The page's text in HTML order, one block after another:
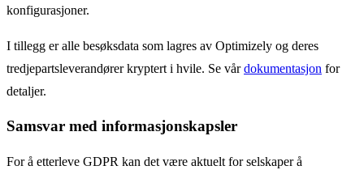
konfigurasjoner.
I tillegg er alle besøksdata som lagres av Optimizely og deres
tredjepartsleverandører kryptert i hvile. Se vårdokumentasjon for
detaljer.
Samsvar med informasjonskapsler
For å etterleve GDPR kan det være aktuelt for selskaper å